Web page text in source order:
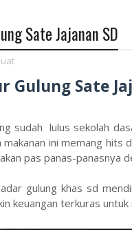
Sate Jajanan SD
Gulung Sate
sudah lulus sekolah
ini memang
pas panas-panasnya
gulung khas sd
keuangan terkuras